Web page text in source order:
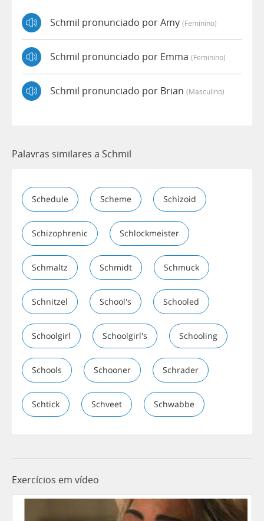
Schmil pronunciado por Amy (feminino)
Schmil pronunciado por Emma (feminino)
Schmil pronunciado por Brian (masculino)
Palavras similares a Schmil
Schedule Scheme Schizoid
Schizophrenic Schlockmeister
Schmaltz Schmidt Schmuck
Schnitzel School's Schooled
Schoolgirl Schoolgirl's Schooling
Schools Schooner Schrader
Schtick Schveet Schwabbe
Exercícios em vídeo